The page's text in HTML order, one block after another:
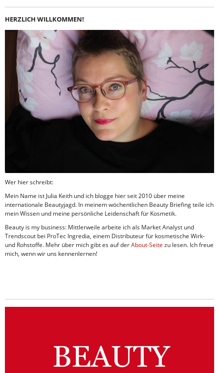
HERZLICH WILLKOMMEN!
Wer hier schreibt:
Mein Name ist Julia Keith und ich blogge hier seit 2010 über meine
internationale Beautyjagd. In meinem wöchentlichen Beauty Briefing teile ich
mein Wissen und meine persönliche Leidenschaft für Kosmetik.
Beauty is my business: Mittlerweile arbeite ich als Market Analyst und
Trendscout bei ProTec Ingredia, einem Distributeur für kosmetische Wirk-
und Rohstoffe. Mehr über mich gibt es auf derAbout-Seite zu lesen. Ich freue
mich, wenn wir uns kennenlernen!